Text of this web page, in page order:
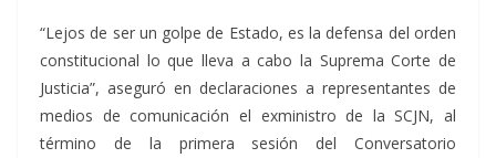
“Lejos de ser un golpe de Estado, es la defensa del orden
constitucional lo que lleva a cabo la Suprema Corte de
Justicia”, aseguró en declaraciones a representantes de
medios de comunicación el exministro de la SCJN, al
término de la primera sesión del Conversatorio